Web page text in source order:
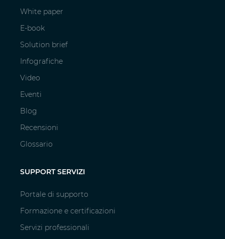
White paper
E-book
Solution brief
Infografiche
Video
Eventi
Blog
Recensioni
Glossario
SUPPORT SERVIZI
Portale di supporto
Formazione e certificazioni
Servizi professionali